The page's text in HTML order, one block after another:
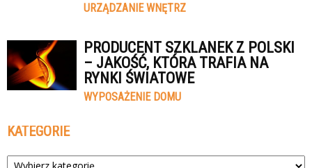
URZĄDZANIE WNĘTRZ
PRODUCENT SZKLANEK Z POLSKI
– JAKOŚĆ, KTÓRA TRAFIA NA
RYNKI ŚWIATOWE
WYPOSAŻENIE DOMU
KATEGORIE
Kategorie